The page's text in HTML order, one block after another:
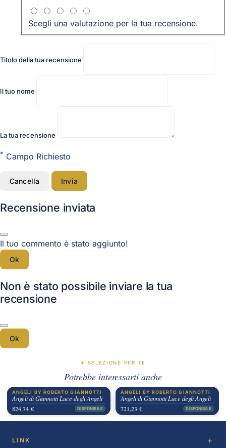
Scegli una valutazione per la tua recensione.
Titolo della tua recensione
Il tuo nome
La tua recensione
* Campo Richiesto
Cancella Invia
Recensione inviata
Il tuo commento è stato aggiunto!
Ok
Non è stato possibile inviare la tua
recensione
Ok
✦ SELEZIONE PER TE
Potrebbe interessarti anche
ANGELI BY ROBERTO GIANNOTTI
Angeli di Giannotti Luce degli Angeli
824,74 €
DISPONIBILE
ANGELI BY ROBERTO GIANNOTTI
Angeli di Giannotti Luce degli Angeli
721,23 €
DISPONIBILE
LINK